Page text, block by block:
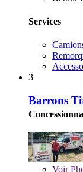
Services
3
Barrons
Voir